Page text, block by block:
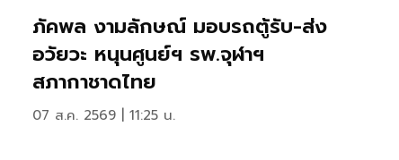
ภัคพล งามลักษณ์ มอบรถตู้รับ-ส่ง
อวัยวะ หนุนศูนย์ฯ รพ.จุฬาฯ
สภากาชาดไทย
07 ส.ค. 2569 | 11:25 น.